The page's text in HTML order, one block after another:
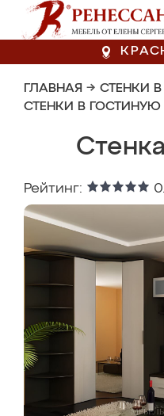
ГЛАВНАЯ → СТЕНКИ
СТЕНКИ В ГОСТИНУЮ
Рейтинг: